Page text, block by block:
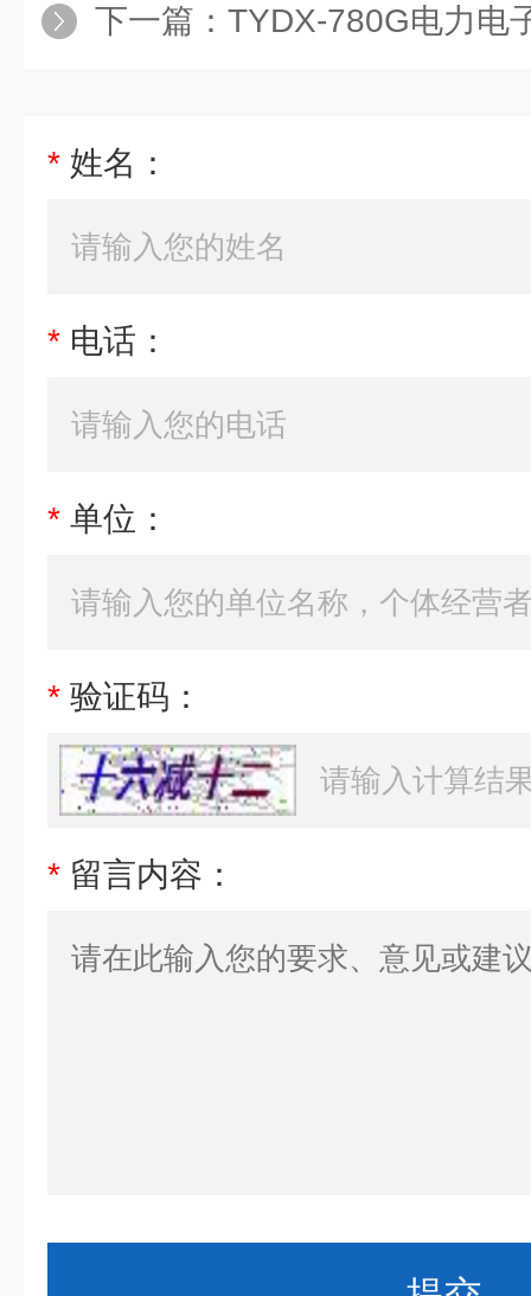
下一篇： TYDX-780G电力电子高级工实训考核装置（
* 姓名：
* 电话：
* 单位：
* 验证码：
* 留言内容：